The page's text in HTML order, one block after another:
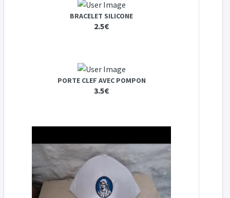
BRACELET SILICONE
2.5€
PORTE CLEF AVEC POMPON
3.5€